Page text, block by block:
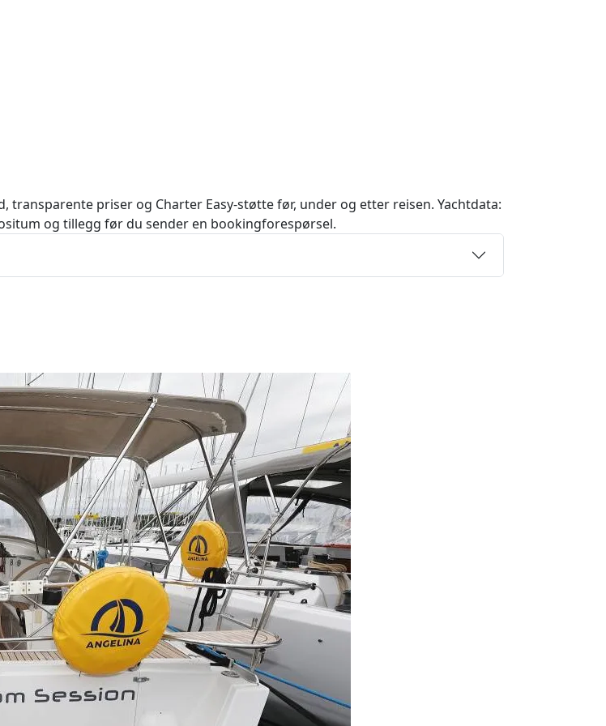
transparente priser og Charter Easy-støtte før, under og etter reisen. Yachtdata:
og tillegg før du sender en bookingforespørsel.